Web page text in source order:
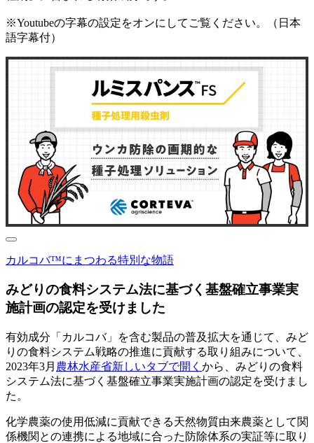
※Youtubeの字幕の設定をオンにしてご覧ください。（日本
語字幕付）
カルコバ™にまつわる特別な物語
みどりの食料システム法に基づく基盤確立事業実
施計画の認定を受けました
有効成分「カルコバ」を含む製品の普及拡大を通じて、みど
りの食料システム戦略の推進に貢献する取り組みについて、
2023年3月 農林水産省新しいタブで開く から、みどりの食料
システム法に基づく基盤確立事業実施計画の認定を受けまし
た。
化学農薬の使用低減に貢献できる天然物質由来農薬として関
係機関との連携による地域に合った防除体系の実証等に取り